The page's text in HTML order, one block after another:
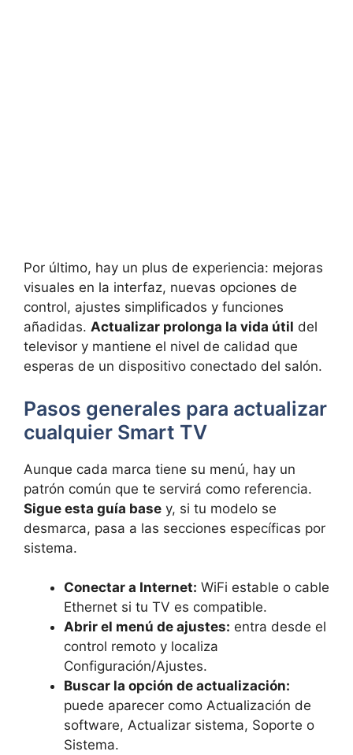
Por último, hay un plus de experiencia: mejoras
visuales en la interfaz, nuevas opciones de
control, ajustes simplificados y funciones
añadidas. Actualizar prolonga la vida útil del
televisor y mantiene el nivel de calidad que
esperas de un dispositivo conectado del salón.
Pasos generales para actualizar
cualquier Smart TV
Aunque cada marca tiene su menú, hay un
patrón común que te servirá como referencia.
Sigue esta guía base y, si tu modelo se
desmarca, pasa a las secciones específicas por
sistema.
Conectar a Internet: WiFi estable o cable
Ethernet si tu TV es compatible.
Abrir el menú de ajustes: entra desde el
control remoto y localiza
Configuración/Ajustes.
Buscar la opción de actualización:
puede aparecer como Actualización de
software, Actualizar sistema, Soporte o
Sistema.